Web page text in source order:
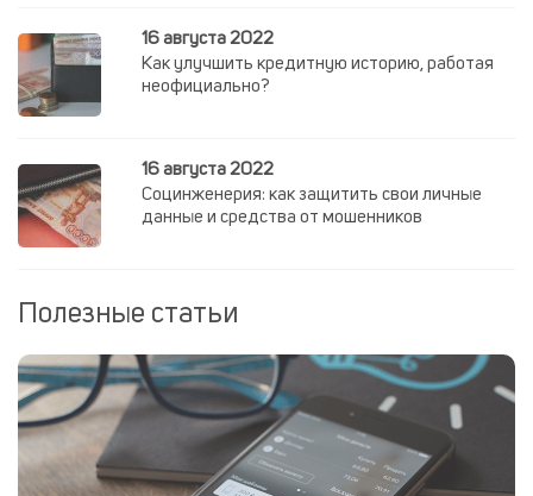
16 августа 2022
Как улучшить кредитную историю, работая
неофициально?
16 августа 2022
Социнженерия: как защитить свои личные
данные и средства от мошенников
Полезные статьи